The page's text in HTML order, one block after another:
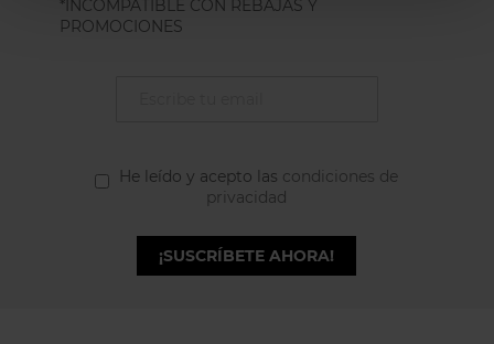
*INCOMPATIBLE CON REBAJAS Y
PROMOCIONES
He leído y acepto las condiciones de
privacidad
¡SUSCRÍBETE AHORA!